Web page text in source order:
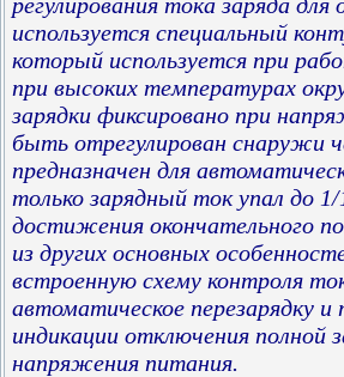
используется специальный
который используется при
при высоких температурах
зарядки фиксировано при
быть отрегулирован снаружи
предназначен для
только зарядный ток упал до
достижения окончательного
из других основных
встроенную схему контроля
автоматическое перезарядку и
индикации отключения полной
напряжения питания.